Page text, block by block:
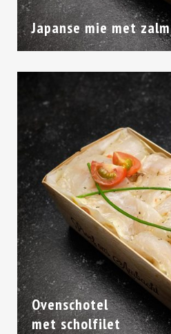
Japanse mie met zalm
Ovenschotel
met scholfilet